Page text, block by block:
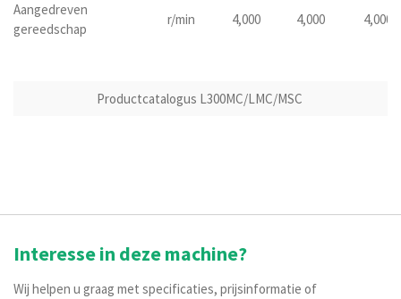
Aangedreven
gereedschap
r/min 4,000 4,000 4,000
Productcatalogus L300MC/LMC/MSC
Interesse in deze machine?
Wij helpen u graag met specificaties, prijsinformatie of